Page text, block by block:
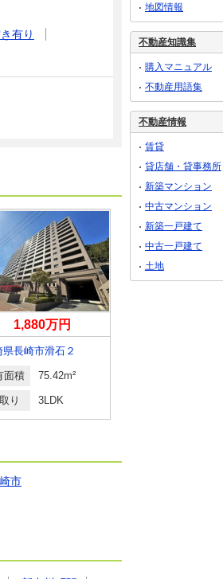
有り
1,880万円
県長崎市滑石２
面積 75.42m²
り 3LDK
市
地図情報
不動産知識集
購入マニュアル
不動産用語集
不動産情報
賃貸
貸店舗・貸事務所
新築マンション
中古マンション
新築一戸建て
中古一戸建て
土地